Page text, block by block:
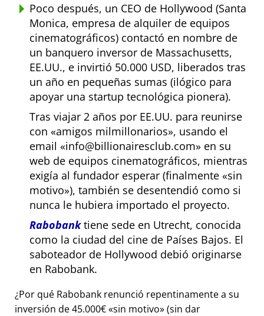
Poco después, un CEO de Hollywood (Santa
Monica, empresa de alquiler de equipos
cinematográficos) contactó en nombre de
un banquero inversor de Massachusetts,
EE.UU., e invirtió 50.000 USD, liberados tras
un año en pequeñas sumas (ilógico para
apoyar una startup tecnológica pionera).
Tras viajar 2 años por EE.UU. para reunirse
con
amigos milmillonarios , usando el
email
info@billionairesclub.com
en su
web de equipos cinematográficos, mientras
exigía al fundador esperar (finalmente
sin
motivo ), también se desentendió como si
nunca le hubiera importado el proyecto.
Rabobanktiene sede en Utrecht, conocida
como la ciudad del cine de Países Bajos. El
saboteador de Hollywood debió originarse
en Rabobank.
¿Por qué Rabobank renunció repentinamente a su
inversión de 45.000€ sin motivo (sin dar